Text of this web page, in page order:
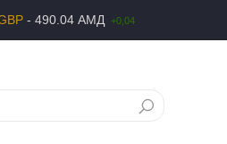
- 490.04 АМД +0,04